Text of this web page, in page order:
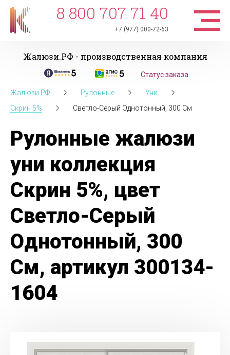
8 800 707 71 40
+7 (977) 000-72-63
Жалюзи.РФ - производственная компания
Статус заказа
Жалюзи.РФ Рулонные
Уни
Скрин 5%
Светло-Серый Однотонный, 300 См
Рулонные жалюзи
уни коллекция
Скрин 5%, цвет
Светло-Серый
Однотонный, 300
См, артикул 300134-
1604